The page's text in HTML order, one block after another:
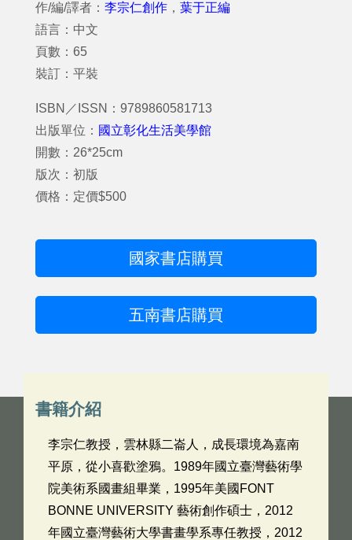
作/編/譯者： 李宗仁創作 ， 葉于正編
語言：中文
頁數：65
裝訂：平裝
ISBN／ISSN：9789860581713
出版單位： 國立彰化生活美學館
開數：26*25cm
版次：初版
價格：定價$500
國家書店購買
五南書店購買
書籍介紹
李宗仁教授，雲林縣二崙人，成長環境為嘉南
平原，從小喜歡塗鴉。1989年國立臺灣藝術學
院美術系國畫組畢業，1995年美國FONT
BONNE UNIVERSITY 藝術創作碩士，2012
年國立臺灣藝術大學書畫學系專任教授，2012